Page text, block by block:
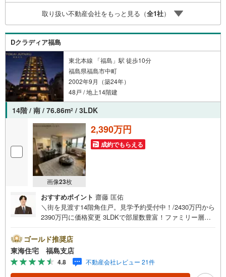
ます。おむつ替えやミルクのお湯なども対応可能です。泣
いてしまっても大丈夫ですので、安心してご来店ください
ね。ご相談だけでも大歓迎です！迷っている今だからこ
そ、ぜひ一度お話ししてみませんか？
取り扱い不動産会社をもっと見る（全1社）
Dクラディア福島
東北本線 「福島」駅 徒歩10分
福島県福島市中町
2002年9月（築24年）
48戸 / 地上14階建
14階 / 南 / 76.86m2 / 3LDK
画像23枚
2,390万円
成約でもらえる
おすすめポイント 齋藤 匡佑
＼街を見渡す14階角住戸。見学予約受付中！/2430万円から
2390万円に価格変更 3LDKで部屋数豊富！ファミリー層に
コニーで日当たり良好 オートロック付で安心！【東海住宅
って？】●福島市に事務所を開設し28年！豊富な物件情報
でお客様をお迎えいたします！【ローンの相談無料！】●
「住宅ローン通るかな？」様々なお悩みございませんか？●
ゴールド推奨店
東海住宅 福島支店
4.8 不動産会社レビュー 21件